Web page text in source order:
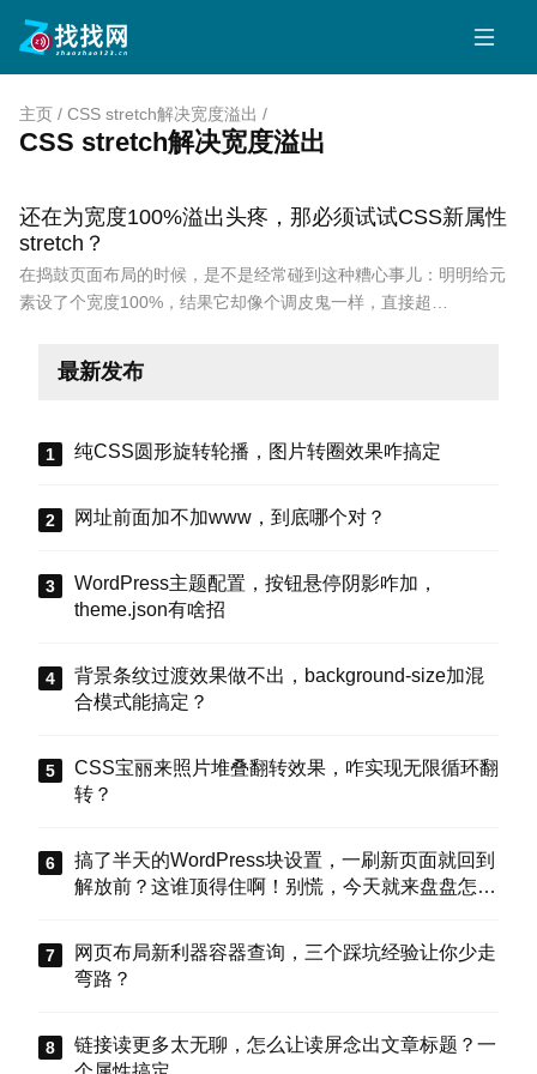
主页 / CSS stretch解决宽度溢出 /
CSS stretch解决宽度溢出
还在为宽度100%溢出头疼，那必须试试CSS新属性
stretch？
在捣鼓页面布局的时候，是不是经常碰到这种糟心事儿：明明给元
素设了个宽度100%，结果它却像个调皮鬼一样，直接超…
最新发布
纯CSS圆形旋转轮播，图片转圈效果咋搞定
网址前面加不加www，到底哪个对？
WordPress主题配置，按钮悬停阴影咋加，
theme.json有啥招
背景条纹过渡效果做不出，background-size加混
合模式能搞定？
CSS宝丽来照片堆叠翻转效果，咋实现无限循环翻
转？
搞了半天的WordPress块设置，一刷新页面就回到
解放前？这谁顶得住啊！别慌，今天就来盘盘怎么
车”。
网页布局新利器容器查询，三个踩坑经验让你少走
弯路？
链接读更多太无聊，怎么让读屏念出文章标题？一